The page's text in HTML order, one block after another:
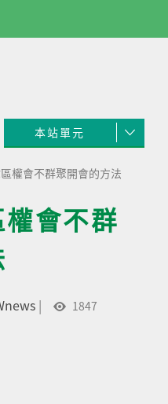
本站單元
權會不群聚開會的方法
會不群
| 1847